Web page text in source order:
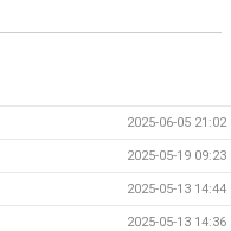
2025-06-05 21:02
2025-05-19 09:23
2025-05-13 14:44
2025-05-13 14:36